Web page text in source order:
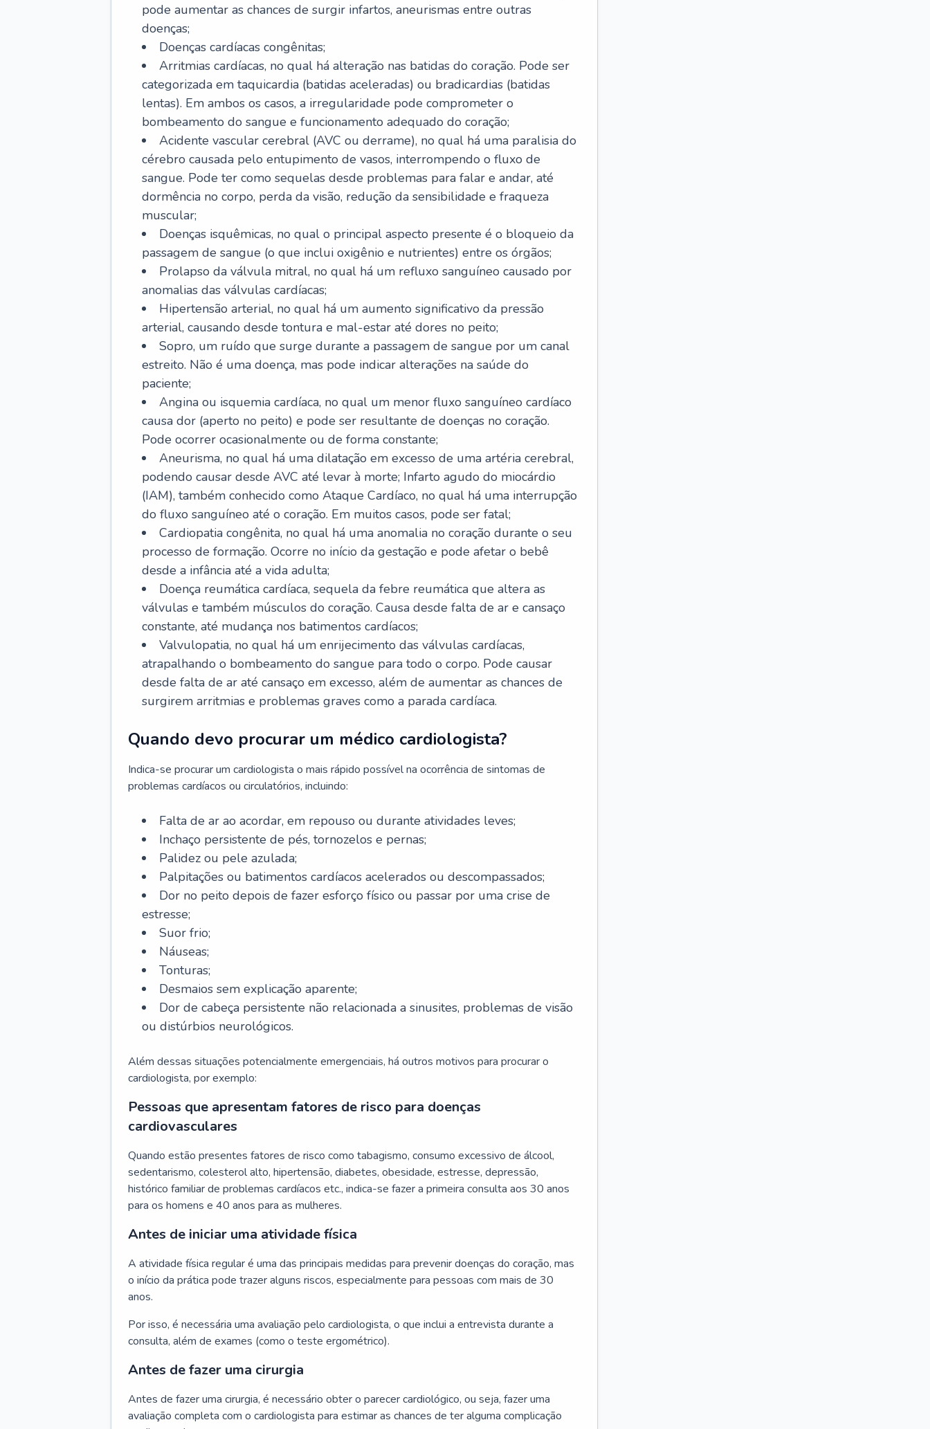
pode aumentar as chances de surgir infartos, aneurismas entre outras
doenças;
Doenças cardíacas congênitas;
Arritmias cardíacas, no qual há alteração nas batidas do coração. Pode ser
categorizada em taquicardia (batidas aceleradas) ou bradicardias (batidas
lentas). Em ambos os casos, a irregularidade pode comprometer o
bombeamento do sangue e funcionamento adequado do coração;
Acidente vascular cerebral (AVC ou derrame), no qual há uma paralisia do
cérebro causada pelo entupimento de vasos, interrompendo o fluxo de
sangue. Pode ter como sequelas desde problemas para falar e andar, até
dormência no corpo, perda da visão, redução da sensibilidade e fraqueza
muscular;
Doenças isquêmicas, no qual o principal aspecto presente é o bloqueio da
passagem de sangue (o que inclui oxigênio e nutrientes) entre os órgãos;
Prolapso da válvula mitral, no qual há um refluxo sanguíneo causado por
anomalias das válvulas cardíacas;
Hipertensão arterial, no qual há um aumento significativo da pressão
arterial, causando desde tontura e mal-estar até dores no peito;
Sopro, um ruído que surge durante a passagem de sangue por um canal
estreito. Não é uma doença, mas pode indicar alterações na saúde do
paciente;
Angina ou isquemia cardíaca, no qual um menor fluxo sanguíneo cardíaco
causa dor (aperto no peito) e pode ser resultante de doenças no coração.
Pode ocorrer ocasionalmente ou de forma constante;
Aneurisma, no qual há uma dilatação em excesso de uma artéria cerebral,
podendo causar desde AVC até levar à morte; Infarto agudo do miocárdio
(IAM), também conhecido como Ataque Cardíaco, no qual há uma interrupção
do fluxo sanguíneo até o coração. Em muitos casos, pode ser fatal;
Cardiopatia congênita, no qual há uma anomalia no coração durante o seu
processo de formação. Ocorre no início da gestação e pode afetar o bebê
desde a infância até a vida adulta;
Doença reumática cardíaca, sequela da febre reumática que altera as
válvulas e também músculos do coração. Causa desde falta de ar e cansaço
constante, até mudança nos batimentos cardíacos;
Valvulopatia, no qual há um enrijecimento das válvulas cardíacas,
atrapalhando o bombeamento do sangue para todo o corpo. Pode causar
desde falta de ar até cansaço em excesso, além de aumentar as chances de
surgirem arritmias e problemas graves como a parada cardíaca.
Quando devo procurar um médico cardiologista?
Indica-se procurar um cardiologista o mais rápido possível na ocorrência de sintomas de
problemas cardíacos ou circulatórios, incluindo:
Falta de ar ao acordar, em repouso ou durante atividades leves;
Inchaço persistente de pés, tornozelos e pernas;
Palidez ou pele azulada;
Palpitações ou batimentos cardíacos acelerados ou descompassados;
Dor no peito depois de fazer esforço físico ou passar por uma crise de
estresse;
Suor frio;
Náuseas;
Tonturas;
Desmaios sem explicação aparente;
Dor de cabeça persistente não relacionada a sinusites, problemas de visão
ou distúrbios neurológicos.
Além dessas situações potencialmente emergenciais, há outros motivos para procurar o
cardiologista, por exemplo:
Pessoas que apresentam fatores de risco para doenças
cardiovasculares
Quando estão presentes fatores de risco como tabagismo, consumo excessivo de álcool,
sedentarismo, colesterol alto, hipertensão, diabetes, obesidade, estresse, depressão,
histórico familiar de problemas cardíacos etc., indica-se fazer a primeira consulta aos 30 anos
para os homens e 40 anos para as mulheres.
Antes de iniciar uma atividade física
A atividade física regular é uma das principais medidas para prevenir doenças do coração, mas
o início da prática pode trazer alguns riscos, especialmente para pessoas com mais de 30
anos.
Por isso, é necessária uma avaliação pelo cardiologista, o que inclui a entrevista durante a
consulta, além de exames (como o teste ergométrico).
Antes de fazer uma cirurgia
Antes de fazer uma cirurgia, é necessário obter o parecer cardiológico, ou seja, fazer uma
avaliação completa com o cardiologista para estimar as chances de ter alguma complicação